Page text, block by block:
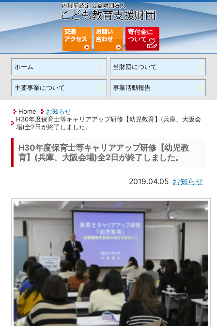
寄付金に
ついて
ホーム 当財団について
主要事業について 事業活動報告
Home
お知らせ
H30年度保育士等キャリアアップ研修【幼児教育】(兵庫、大阪会
場)全2日が終了しました。
H30年度保育士等キャリアアップ研修【幼児教
育】(兵庫、大阪会場)全2日が終了しました。
2019.04.05 お知らせ